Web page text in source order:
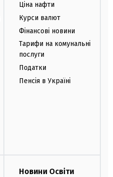
Ціна нафти
Курси валют
Фінансові новини
Тарифи на комунальні
послуги
Податки
Пенсія в Україні
Новини Освіти